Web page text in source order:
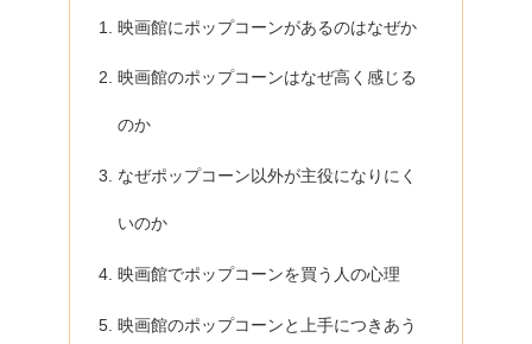
映画館にポップコーンがあるのはなぜか
映画館のポップコーンはなぜ高く感じる
のか
なぜポップコーン以外が主役になりにく
いのか
映画館でポップコーンを買う人の心理
映画館のポップコーンと上手につきあう